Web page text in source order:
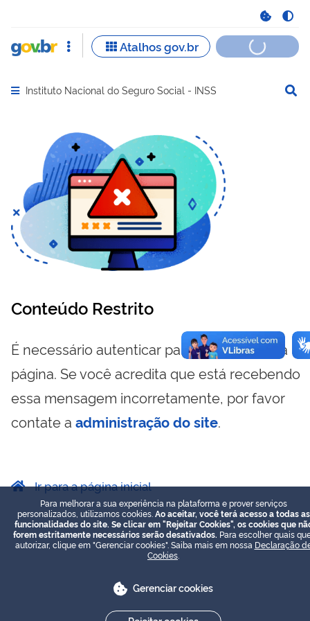
Abrir menu principal de navegação
Instituto Nacional do Seguro Social - INSS
Conteúdo Restrito
É necessário autenticar para visualizar essa
página. Se você acredita que está recebendo
essa mensagem incorretamente, por favor
contate a administração do site.
Ir para a página inicial
Para melhorar a sua experiência na plataforma e prover serviços
personalizados, utilizamos cookies. Ao aceitar, você terá acesso a todas as
funcionalidades do site. Se clicar em "Rejeitar Cookies", os cookies que
forem estritamente necessários serão desativados. Para escolher quais
autorizar, clique em "Gerenciar cookies". Saiba mais em nossa Declaração
Cookies
Gerenciar cookies